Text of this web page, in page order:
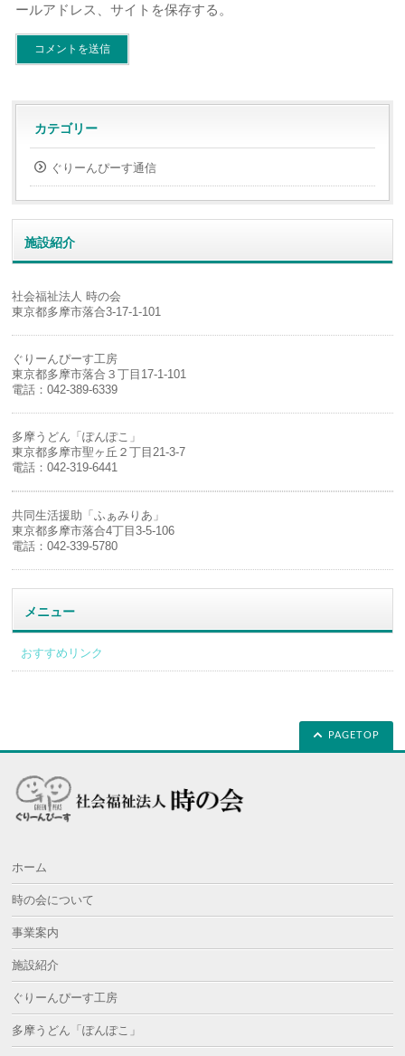
ールアドレス、サイトを保存する。
カテゴリー
ぐりーんぴーす通信
施設紹介
社会福祉法人 時の会
東京都多摩市落合3-17-1-101
ぐりーんぴーす工房
東京都多摩市落合３丁目17-1-101
電話：042-389-6339
多摩うどん「ぽんぽこ」
東京都多摩市聖ヶ丘２丁目21-3-7
電話：042-319-6441
共同生活援助「ふぁみりあ」
東京都多摩市落合4丁目3-5-106
電話：042-339-5780
メニュー
おすすめリンク
PAGETOP
ホーム
時の会について
事業案内
施設紹介
ぐりーんぴーす工房
多摩うどん「ぽんぽこ」